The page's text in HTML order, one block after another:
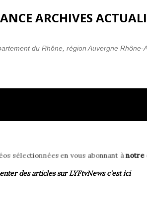
Accéder au contenu principal
ARCHIVES
du Rhône, région Auvergne Rhône-
vous abonnant ànotre chaîne YouTube !
des articlessur LYFtvNewsc'est ici